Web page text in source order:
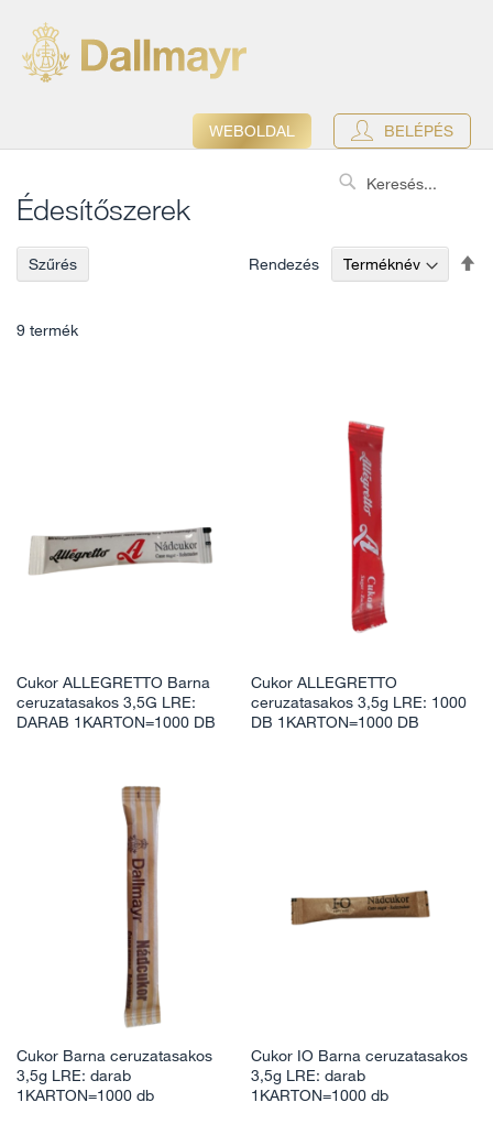
BELÉPÉS
WEBOLDAL
Search
Édesítőszerek
Szűrés
9 termék
Rendezés
Cukor ALLEGRETTO Barna
ceruzatasakos 3,5G LRE:
DARAB 1KARTON=1000 DB
Cukor ALLEGRETTO
ceruzatasakos 3,5g LRE: 1000
DB 1KARTON=1000 DB
Cukor Barna ceruzatasakos
3,5g LRE: darab
1KARTON=1000 db
Cukor IO Barna ceruzatasakos
3,5g LRE: darab
1KARTON=1000 db